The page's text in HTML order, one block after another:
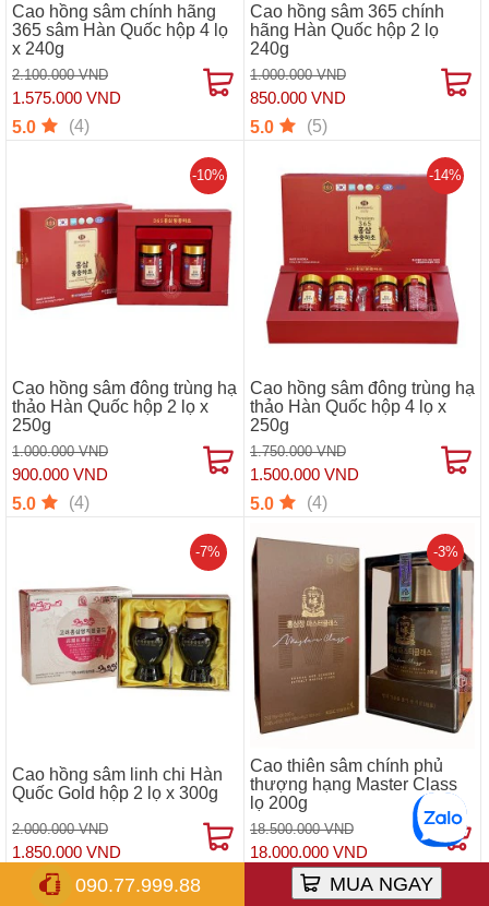
Cao hồng sâm chính hãng
365 sâm Hàn Quốc hộp 4 lọ
x 240g
2.100.000 VND
1.575.000 VND
5.0 (4)
Cao hồng sâm 365 chính
hãng Hàn Quốc hộp 2 lọ
240g
1.000.000 VND
850.000 VND
5.0 (5)
Cao hồng sâm đông trùng hạ
thảo Hàn Quốc hộp 2 lọ x
250g
1.000.000 VND
900.000 VND
-10%
5.0 (4)
Cao hồng sâm đông trùng hạ
thảo Hàn Quốc hộp 4 lọ x
250g
1.750.000 VND
1.500.000 VND
-14%
5.0 (4)
Cao hồng sâm linh chi Hàn
Quốc Gold hộp 2 lọ x 300g
2.000.000 VND
1.850.000 VND
-7%
(1)
Cao thiên sâm chính phủ
thượng hạng Master Class
lọ 200g
18.500.000 VND
18.000.000 VND
-3%
(3)
090.77.999.88 MUA NGAY